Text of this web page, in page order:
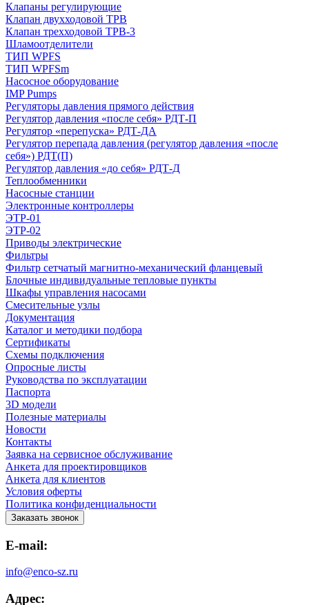
Клапаны регулирующие
Клапан двухходовой ТРВ
Клапан трехходовой ТРВ-3
Шламоотделители
ТИП WPFS
ТИП WPFSm
Насосное оборудование
IMP Pumps
Регуляторы давления прямого действия
Регулятор давления «после себя» РДТ-П
Регулятор «перепуска» РДТ-ДА
Регулятор перепада давления (регулятор давления «после
себя») РДТ(П)
Регулятор давления «до себя» РДТ-Д
Теплообменники
Насосные станции
Электронные контроллеры
ЭТР-01
ЭТР-02
Приводы электрические
Фильтры
Фильтр сетчатый магнитно-механический фланцевый
Блочные индивидуальные тепловые пункты
Шкафы управления насосами
Смесительные узлы
Документация
Каталог и методики подбора
Сертификаты
Схемы подключения
Опросные листы
Руководства по эксплуатации
Паспорта
3D модели
Полезные материалы
Новости
Контакты
Заявка на сервисное обслуживание
Анкета для проектировщиков
Анкета для клиентов
Условия оферты
Политика конфиденциальности
Заказать звонок
E-mail:
info@enco-sz.ru
Адрес: